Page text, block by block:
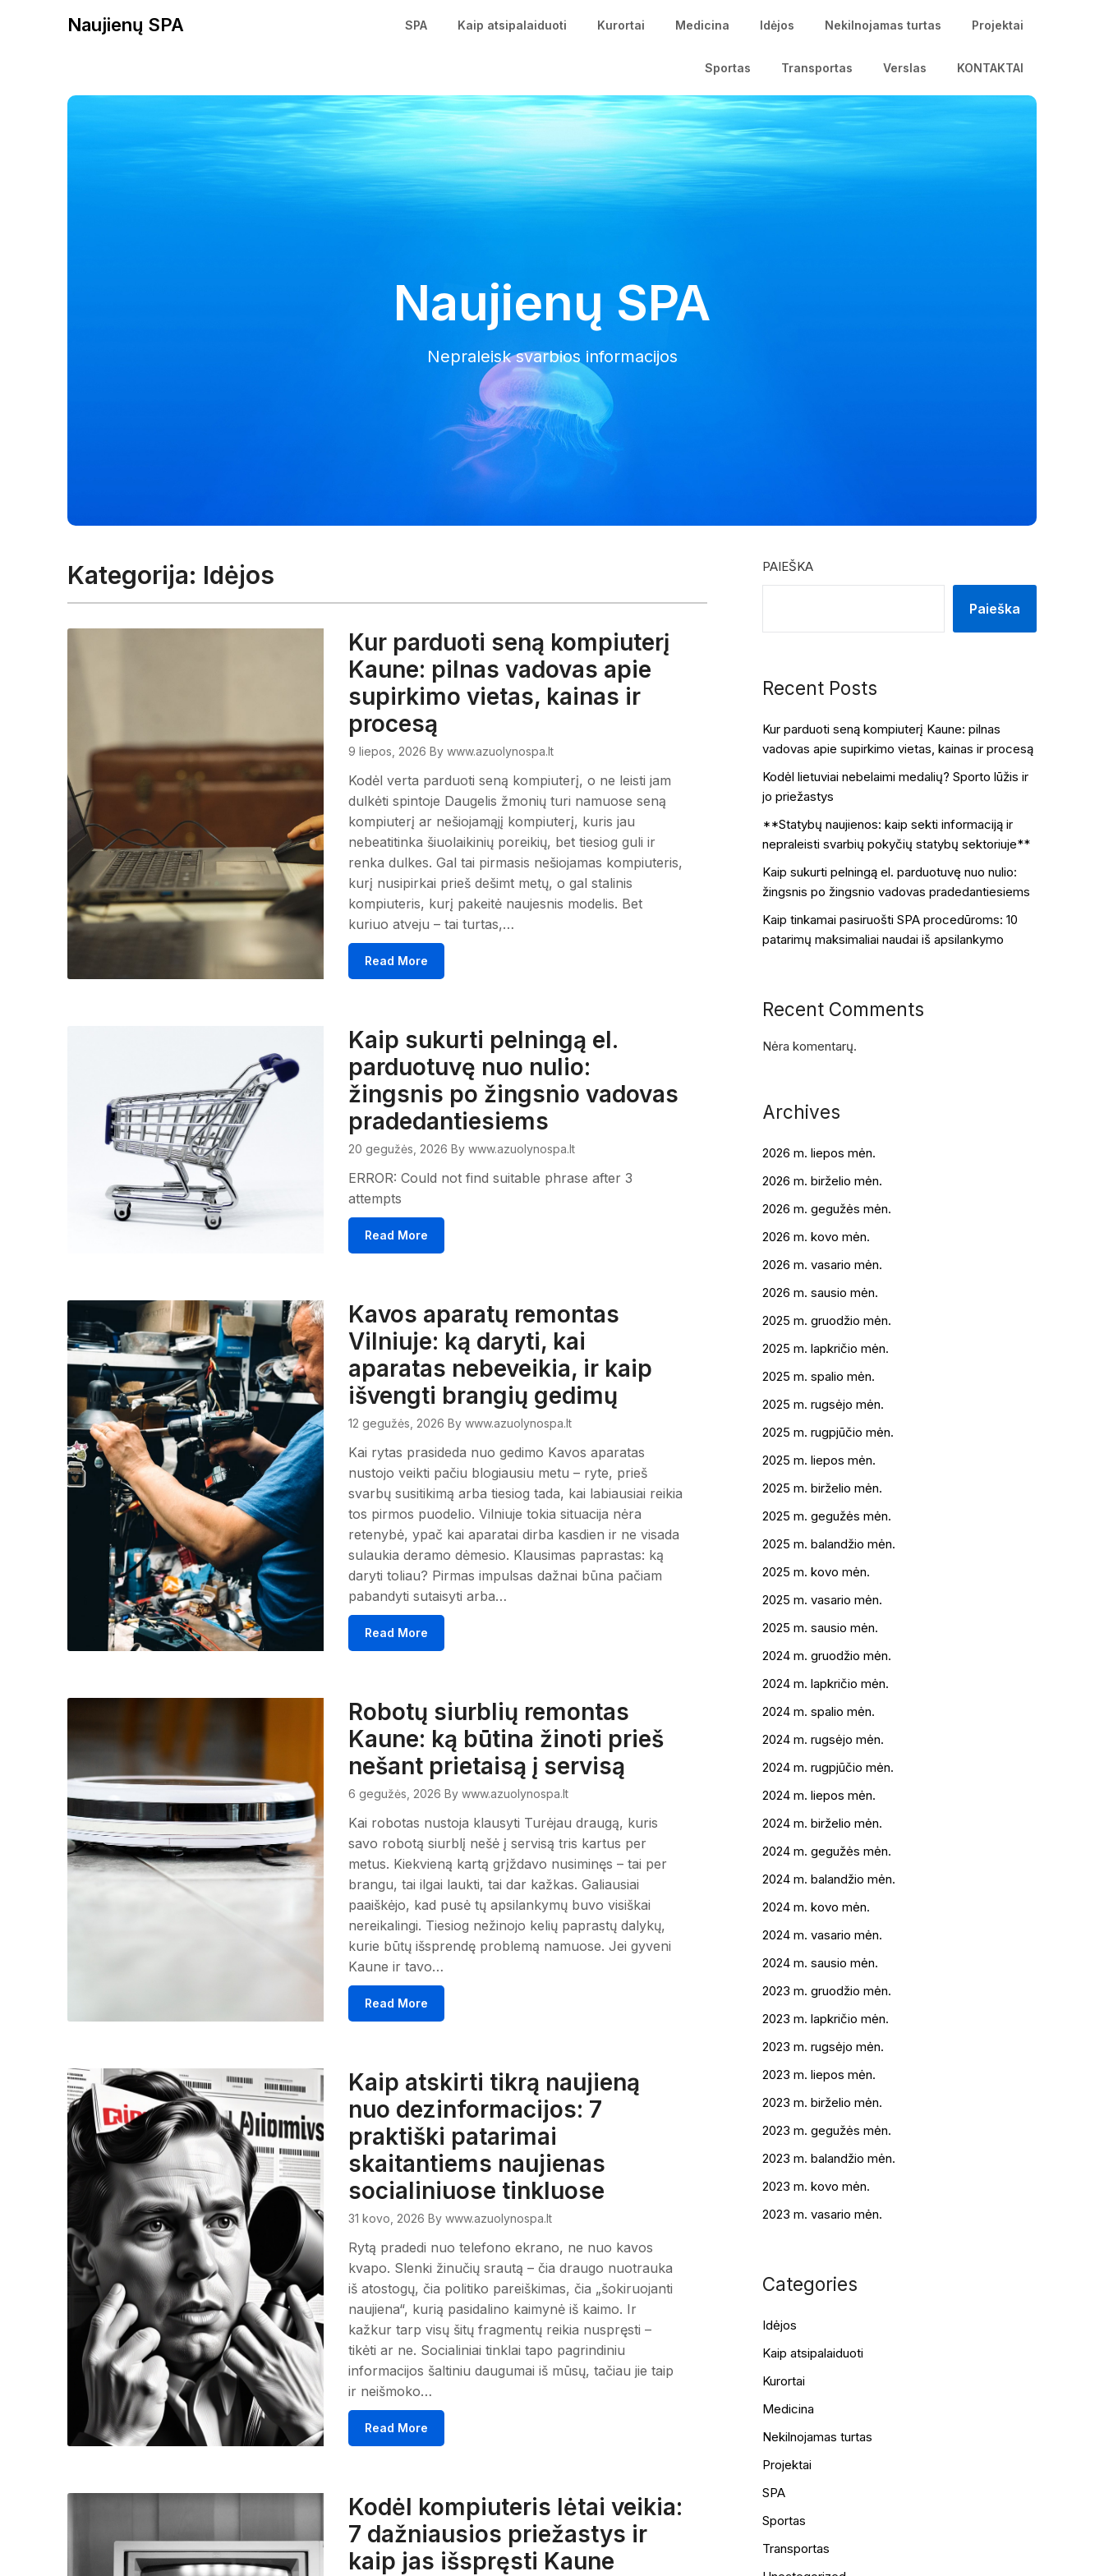
Naujienų SPA SPA Kaip atsipalaiduoti Kurortai Medicina Idėjos Nekilnojamas turtas Projektai
Sportas Transportas Verslas KONTAKTAI
Naujienų SPA
Nepraleisk svarbios informacijos
Kategorija: Idėjos
Kur parduoti seną kompiuterį
Kaune: pilnas vadovas apie
supirkimo vietas, kainas ir
procesą
9 liepos, 2026 By www.azuolynospa.lt
Kodėl verta parduoti seną kompiuterį, o ne leisti jam
dulkėti spintoje Daugelis žmonių turi namuose seną
kompiuterį ar nešiojamąjį kompiuterį, kuris jau
nebeatitinka šiuolaikinių poreikių, bet tiesiog guli ir
renka dulkes. Gal tai pirmasis nešiojamas kompiuteris,
kurį nusipirkai prieš dešimt metų, o gal stalinis
kompiuteris, kurį pakeitė naujesnis modelis. Bet
kuriuo atveju – tai turtas,…
Read More
Kaip sukurti pelningą el.
parduotuvę nuo nulio:
žingsnis po žingsnio vadovas
pradedantiesiems
20 gegužės, 2026 By www.azuolynospa.lt
ERROR: Could not find suitable phrase after 3
attempts
Read More
Kavos aparatų remontas
Vilniuje: ką daryti, kai
aparatas nebeveikia, ir kaip
išvengti brangių gedimų
12 gegužės, 2026 By www.azuolynospa.lt
Kai rytas prasideda nuo gedimo Kavos aparatas
nustojo veikti pačiu blogiausiu metu – ryte, prieš
svarbų susitikimą arba tiesiog tada, kai labiausiai reikia
tos pirmos puodelio. Vilniuje tokia situacija nėra
retenybė, ypač kai aparatai dirba kasdien ir ne visada
sulaukia deramo dėmesio. Klausimas paprastas: ką
daryti toliau? Pirmas impulsas dažnai būna pačiam
pabandyti sutaisyti arba…
Read More
Robotų siurblių remontas
Kaune: ką būtina žinoti prieš
nešant prietaisą į servisą
6 gegužės, 2026 By www.azuolynospa.lt
Kai robotas nustoja klausyti Turėjau draugą, kuris
savo robotą siurblį nešė į servisą tris kartus per
metus. Kiekvieną kartą grįždavo nusiminęs – tai per
brangu, tai ilgai laukti, tai dar kažkas. Galiausiai
paaiškėjo, kad pusė tų apsilankymų buvo visiškai
nereikalingi. Tiesiog nežinojo kelių paprastų dalykų,
kurie būtų išsprendę problemą namuose. Jei gyveni
Kaune ir tavo…
Read More
Kaip atskirti tikrą naujieną
nuo dezinformacijos: 7
praktiški patarimai
skaitantiems naujienas
socialiniuose tinkluose
31 kovo, 2026 By www.azuolynospa.lt
Rytą pradedi nuo telefono ekrano, ne nuo kavos
kvapo. Slenki žinučių srautą – čia draugo nuotrauka
iš atostogų, čia politiko pareiškimas, čia „šokiruojanti
naujiena“, kurią pasidalino kaimynė iš kaimo. Ir
kažkur tarp visų šitų fragmentų reikia nuspręsti –
tikėti ar ne. Socialiniai tinklai tapo pagrindiniu
informacijos šaltiniu daugumai iš mūsų, tačiau jie taip
ir neišmoko…
Read More
Kodėl kompiuteris lėtai veikia:
7 dažniausios priežastys ir
kaip jas išspręsti Kaune
PAIEŠKA
Paieška
Recent Posts
Kur parduoti seną kompiuterį Kaune: pilnas
vadovas apie supirkimo vietas, kainas ir procesą
Kodėl lietuviai nebelaimi medalių? Sporto lūžis ir
jo priežastys
**Statybų naujienos: kaip sekti informaciją ir
nepraleisti svarbių pokyčių statybų sektoriuje**
Kaip sukurti pelningą el. parduotuvę nuo nulio:
žingsnis po žingsnio vadovas pradedantiesiems
Kaip tinkamai pasiruošti SPA procedūroms: 10
patarimų maksimaliai naudai iš apsilankymo
Recent Comments
Nėra komentarų.
Archives
2026 m. liepos mėn.
2026 m. birželio mėn.
2026 m. gegužės mėn.
2026 m. kovo mėn.
2026 m. vasario mėn.
2026 m. sausio mėn.
2025 m. gruodžio mėn.
2025 m. lapkričio mėn.
2025 m. spalio mėn.
2025 m. rugsėjo mėn.
2025 m. rugpjūčio mėn.
2025 m. liepos mėn.
2025 m. birželio mėn.
2025 m. gegužės mėn.
2025 m. balandžio mėn.
2025 m. kovo mėn.
2025 m. vasario mėn.
2025 m. sausio mėn.
2024 m. gruodžio mėn.
2024 m. lapkričio mėn.
2024 m. spalio mėn.
2024 m. rugsėjo mėn.
2024 m. rugpjūčio mėn.
2024 m. liepos mėn.
2024 m. birželio mėn.
2024 m. gegužės mėn.
2024 m. balandžio mėn.
2024 m. kovo mėn.
2024 m. vasario mėn.
2024 m. sausio mėn.
2023 m. gruodžio mėn.
2023 m. lapkričio mėn.
2023 m. rugsėjo mėn.
2023 m. liepos mėn.
2023 m. birželio mėn.
2023 m. gegužės mėn.
2023 m. balandžio mėn.
2023 m. kovo mėn.
2023 m. vasario mėn.
Categories
Idėjos
Kaip atsipalaiduoti
Kurortai
Medicina
Nekilnojamas turtas
Projektai
SPA
Sportas
Transportas